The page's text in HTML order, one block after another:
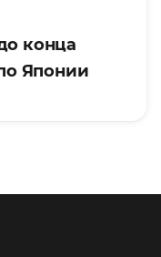
конца
Японии